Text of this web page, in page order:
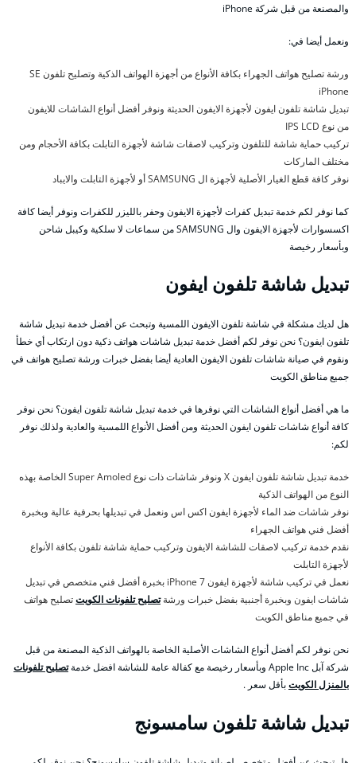
والمصنعة من قبل شركة iPhone
ونعمل أيضا في:
ورشة تصليح هواتف الجهراء بكافة الأنواع من أجهزة الهواتف الذكية وتصليح تلفون SE
iPhone
تبديل شاشة تلفون ايفون لأجهزة الايفون الحديثة ونوفر أفضل أنواع الشاشات للايفون
من نوع IPS LCD
تركيب حماية شاشة للتلفون وتركيب لاصقات شاشة لأجهزة التابلت بكافة الأحجام ومن
مختلف الماركات
نوفر كافة قطع الغيار الأصلية لأجهزة ال SAMSUNG أو لأجهزة التابلت والايباد
كما نوفر لكم خدمة تبديل كفرات لأجهزة الايفون وحفر بالليزر للكفرات ونوفر أيضا كافة
اكسسوارات لأجهزة الايفون وال SAMSUNG من سماعات لا سلكية وكيبل شاحن
وبأسعار رخيصة
تبديل شاشة تلفون ايفون
هل لديك مشكلة في شاشة تلفون الايفون اللمسية وتبحث عن أفضل خدمة تبديل شاشة
تلفون ايفون؟ نحن نوفر لكم أفضل خدمة تبديل شاشات هواتف ذكية دون ارتكاب أي خطأ
ونقوم في صيانة شاشات تلفون الايفون العادية أيضا بفضل خبرات ورشة تصليح هواتف في
جميع مناطق الكويت
ما هي أفضل أنواع الشاشات التي نوفرها في خدمة تبديل شاشة تلفون ايفون؟ نحن نوفر
كافة أنواع شاشات تلفون ايفون الحديثة ومن أفضل الأنواع اللمسية والعادية ولذلك نوفر
لكم:
خدمة تبديل شاشة تلفون ايفون X ونوفر شاشات ذات نوع Super Amoled الخاصة بهذه
النوع من الهواتف الذكية
نوفر شاشات ضد الماء لأجهزة ايفون اكس اس ونعمل في تبديلها بحرفية عالية وبخبرة
أفضل فني هواتف الجهراء
نقدم خدمة تركيب لاصقات للشاشة الايفون وتركيب حماية شاشة تلفون بكافة الأنواع
لأجهزة التابلت
نعمل في تركيب شاشة لأجهزة ايفون 7 iPhone بخبرة أفضل فني متخصص في تبديل
شاشات ايفون وبخبرة أجنبية بفضل خبرات ورشةتصليح تلفونات الكويتتصليح هواتف
في جميع مناطق الكويت
نحن نوفر لكم أفضل أنواع الشاشات الأصلية الخاصة بالهواتف الذكية المصنعة من قبل
شركة آبل Apple Inc وبأسعار رخيصة مع كفالة عامة للشاشة افضل خدمة
تصليح تلفونات
بالمنزل الكويتبأقل سعر .
تبديل شاشة تلفون سامسونج